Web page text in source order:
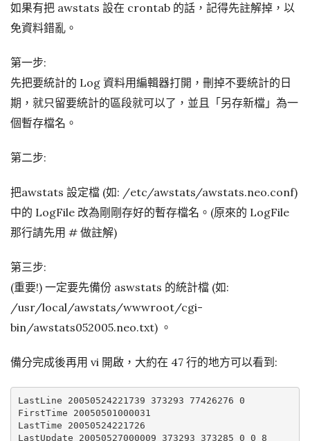
如果有把 awstats 設在 crontab 的話，記得先註解掉，以
免資料錯亂。
第一步:
先把要統計的 Log 資料用編輯器打開，刪掉不要統計的日
期，就只留要統計的區段就可以了，並且「另存新檔」為一
個暫存檔名。
第二步:
把awstats 設定檔 (如: /etc/awstats/awstats.neo.conf)
中的 LogFile 改為剛剛存好的暫存檔名。(原來的 LogFile
那行請先用 # 做註解)
第三步:
(重要!) 一定要先備份 aswstats 的統計檔 (如:
/usr/local/awstats/wwwroot/cgi-
bin/awstats052005.neo.txt) 。
備分完成後再用 vi 開啟，大約在 47 行的地方可以看到:
LastLine 20050524221739 373293 77426276 0
FirstTime 20050501000031
LastTime 20050524221726